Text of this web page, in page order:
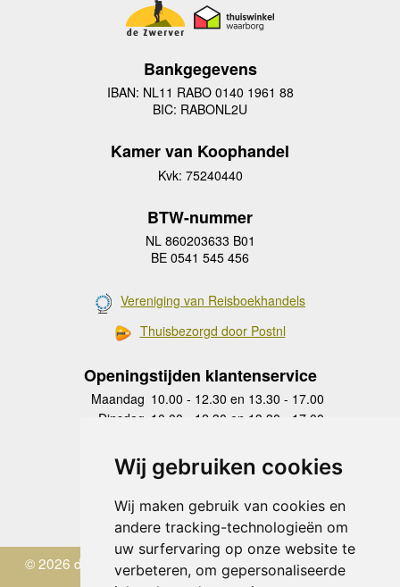
Wij gebruiken cookies
Wij maken gebruik van cookies en
andere tracking-technologieën om
uw surfervaring op onze website te
verbeteren, om gepersonaliseerde
Bankgegevens
IBAN: NL11 RABO 0140 1961 88
BIC: RABONL2U
Kamer van Koophandel
Kvk: 75240440
BTW-nummer
NL 860203633 B01
BE 0541 545 456
Vereniging van Reisboekhandels
Thuisbezorgd door Postnl
Openingstijden klantenservice
Maandag 10.00 - 12.30 en 13.30 - 17.00
Dinsdag 10.00 - 12.30 en 13.30 - 17.00
Donderdag
10.00 - 12.30 en 13.30 - 17.00
Vrijdag 10.00 - 12.30 en 13.30 - 17.00
Zaterdag
gesloten
Zondag
gesloten
© 2026 de Zwerver